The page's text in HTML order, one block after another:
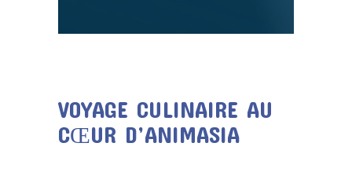
VOYAGE CULINAIRE AU
CŒUR D’ANIMASIA